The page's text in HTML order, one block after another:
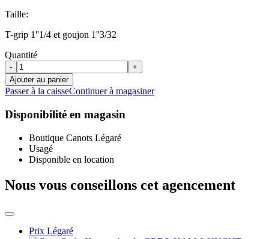
Taille:
T-grip 1''1/4 et goujon 1''3/32
Quantité
-
+
Ajouter au panier
Passer à la caisseContinuer à magasiner
Disponibilité en magasin
Boutique Canots Légaré
Usagé
Disponible en location
Nous vous conseillons cet agencement
Prix Légaré